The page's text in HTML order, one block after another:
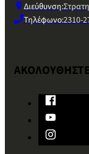
Διεύθυνση:
Τηλέφωνο:2310-